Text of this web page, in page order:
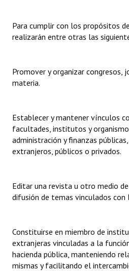
Banca del Vecino - Registro
Antiguos Pobladores - Registro
Bariloche, Municipio intercultural
Entrega de distinciones
REFORMA DE LA CARTA ORGÁNICA
Para cumplir con los propósitos
realizarán entre otras las
Promover y organizar congresos,
materia.
Establecer y mantener vínculos
facultades, institutos y
administración y finanzas
extranjeros, públicos o privados.
Editar una revista u otro medio
difusión de temas vinculados con
Constituirse en miembro de
extranjeras vinculadas a la
hacienda pública, manteniendo
mismas y facilitando el